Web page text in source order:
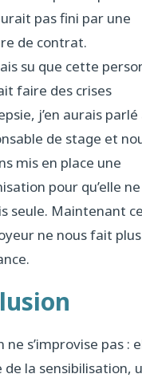
pas fini par une
de contrat.
su que cette
faire des crises
j’en aurais parlé
de stage et
mis en place une
pour qu’elle
seule. Maintenant
ne nous fait plus
ne s’improvise pas :
de la sensibilisation,